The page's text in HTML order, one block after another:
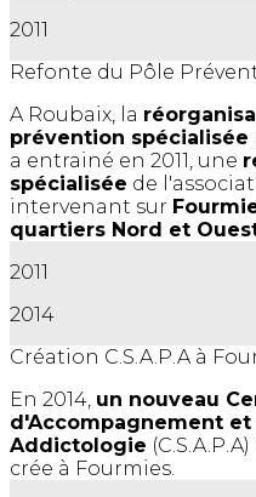
2011
Refonte du Pôle
A Roubaix, la
prévention
a entrainé en 2011, une
spécialisée de
intervenant sur
quartiers Nord et
2011
2014
Création C.S.A.P.A à
En 2014, un nouveau
d'Accompagnement
Addictologie (C.S.A.P.A)
crée à Fourmies.